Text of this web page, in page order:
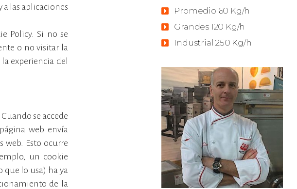
a las aplicaciones
Policy. Si no se
o no visitar la
experiencia del
se accede
web envía
web. Esto ocurre
un cookie
lo usa) ha ya
de la
Promedio 60 Kg/h
Grandes 120 Kg/h
Industrial 250 Kg/h